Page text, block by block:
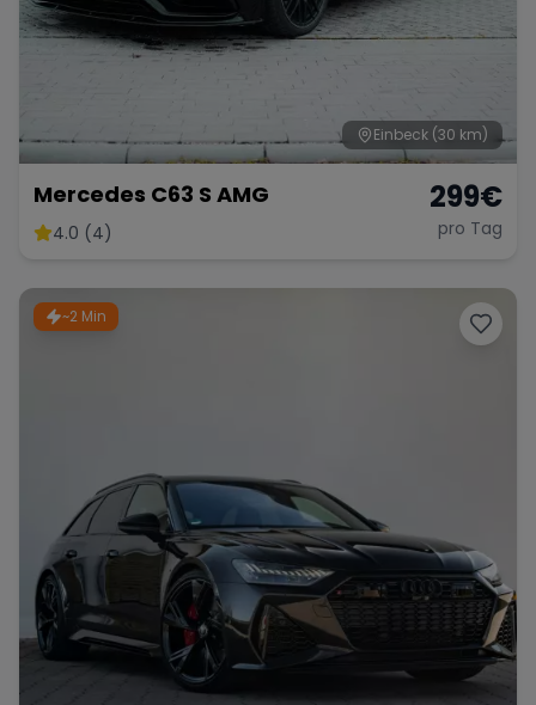
Einbeck (30 km)
Mercedes C63 S AMG
4.0 (4)
299€
pro Tag
~2 Min